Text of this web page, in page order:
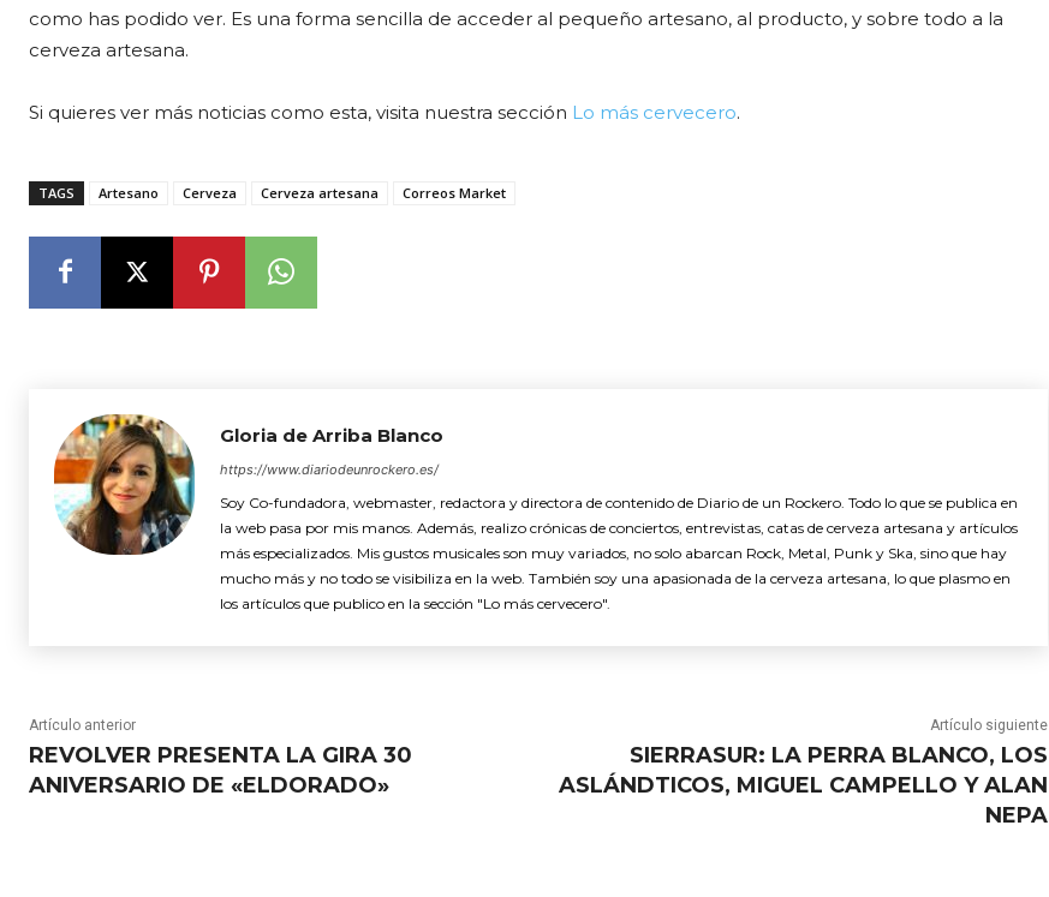
como has podido ver. Es una forma sencilla de acceder al pequeño artesano, al producto, y sobre todo a la
cerveza artesana.
Si quieres ver más noticias como esta, visita nuestra sección Lo más cervecero.
TAGS Artesano Cerveza Cerveza artesana Correos Market
Gloria de Arriba Blanco
https://www.diariodeunrockero.es/
Soy Co-fundadora, webmaster, redactora y directora de contenido de Diario de un Rockero. Todo lo que se publica en
la web pasa por mis manos. Además, realizo crónicas de conciertos, entrevistas, catas de cerveza artesana y artículos
más especializados. Mis gustos musicales son muy variados, no solo abarcan Rock, Metal, Punk y Ska, sino que hay
mucho más y no todo se visibiliza en la web. También soy una apasionada de la cerveza artesana, lo que plasmo en
los artículos que publico en la sección "Lo más cervecero".
Artículo anterior
REVOLVER PRESENTA LA GIRA 30
ANIVERSARIO DE «ELDORADO»
Artículo siguiente
SIERRASUR: LA PERRA BLANCO, LOS
ASLÁNDTICOS, MIGUEL CAMPELLO Y ALAN
NEPA